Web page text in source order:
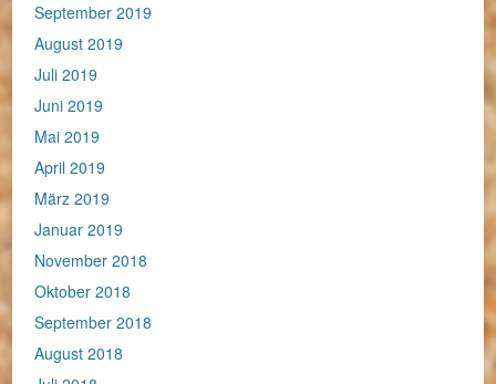
September 2019
August 2019
Juli 2019
Juni 2019
Mai 2019
April 2019
März 2019
Januar 2019
November 2018
Oktober 2018
September 2018
August 2018